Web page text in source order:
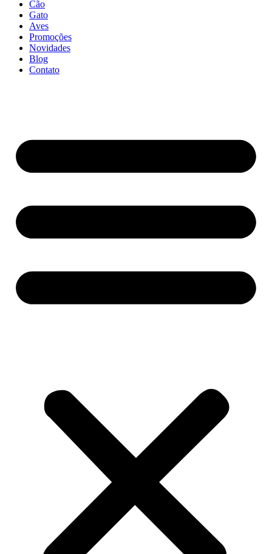
Cão
Gato
Aves
Promoções
Novidades
Blog
Contato